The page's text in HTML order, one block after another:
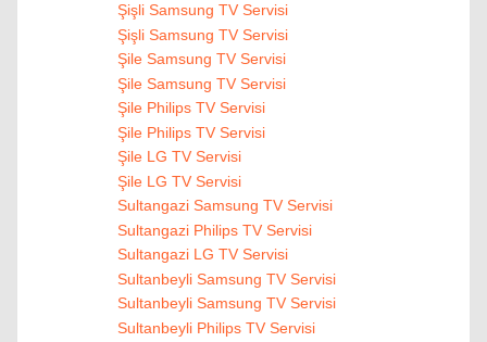
Şişli Samsung TV Servisi
Şişli Samsung TV Servisi
Şile Samsung TV Servisi
Şile Samsung TV Servisi
Şile Philips TV Servisi
Şile Philips TV Servisi
Şile LG TV Servisi
Şile LG TV Servisi
Sultangazi Samsung TV Servisi
Sultangazi Philips TV Servisi
Sultangazi LG TV Servisi
Sultanbeyli Samsung TV Servisi
Sultanbeyli Samsung TV Servisi
Sultanbeyli Philips TV Servisi